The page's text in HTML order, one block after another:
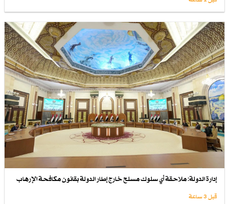
إدارة الدولة: ملاحقة أي سلوك مسلح خارج إطار الدولة بقانون مكافحة الإرهاب
قبل 3 ساعة